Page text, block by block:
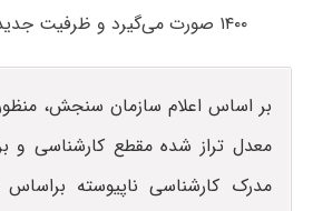
۱۴۰۰ صورت می‌گیرد و ظرفیت جدیدی اعلام نمی‌شود.
بر اساس اعلام سازمان سنجش،
معدل تراز شده مقطع کارشناسی و
مدرک کارشناسی ناپیوسته براساس